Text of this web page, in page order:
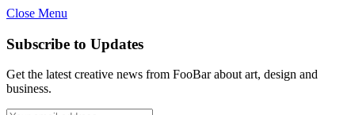
Close Menu
Subscribe to Updates
Get the latest creative news from FooBar about art, design and
business.